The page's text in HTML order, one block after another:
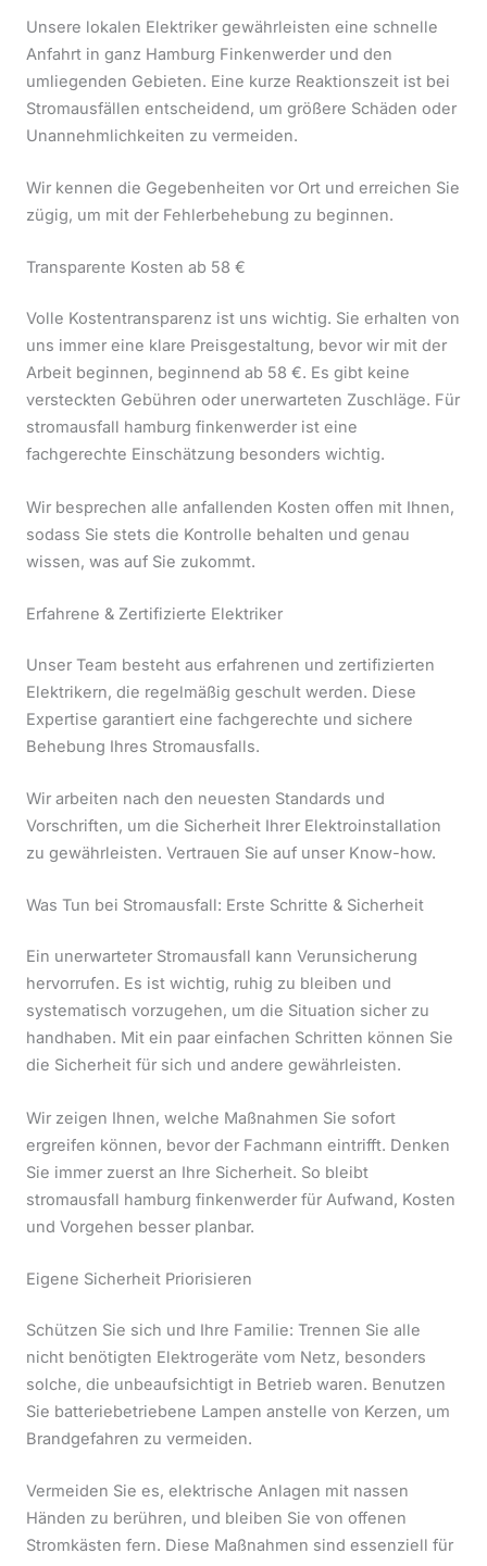
Unsere lokalen Elektriker gewährleisten eine schnelle
Anfahrt in ganz Hamburg Finkenwerder und den
umliegenden Gebieten. Eine kurze Reaktionszeit ist bei
Stromausfällen entscheidend, um größere Schäden oder
Unannehmlichkeiten zu vermeiden.
Wir kennen die Gegebenheiten vor Ort und erreichen Sie
zügig, um mit der Fehlerbehebung zu beginnen.
Transparente Kosten ab 58 €
Volle Kostentransparenz ist uns wichtig. Sie erhalten von
uns immer eine klare Preisgestaltung, bevor wir mit der
Arbeit beginnen, beginnend ab 58 €. Es gibt keine
versteckten Gebühren oder unerwarteten Zuschläge. Für
stromausfall hamburg finkenwerder ist eine
fachgerechte Einschätzung besonders wichtig.
Wir besprechen alle anfallenden Kosten offen mit Ihnen,
sodass Sie stets die Kontrolle behalten und genau
wissen, was auf Sie zukommt.
Erfahrene & Zertifizierte Elektriker
Unser Team besteht aus erfahrenen und zertifizierten
Elektrikern, die regelmäßig geschult werden. Diese
Expertise garantiert eine fachgerechte und sichere
Behebung Ihres Stromausfalls.
Wir arbeiten nach den neuesten Standards und
Vorschriften, um die Sicherheit Ihrer Elektroinstallation
zu gewährleisten. Vertrauen Sie auf unser Know-how.
Was Tun bei Stromausfall: Erste Schritte & Sicherheit
Ein unerwarteter Stromausfall kann Verunsicherung
hervorrufen. Es ist wichtig, ruhig zu bleiben und
systematisch vorzugehen, um die Situation sicher zu
handhaben. Mit ein paar einfachen Schritten können Sie
die Sicherheit für sich und andere gewährleisten.
Wir zeigen Ihnen, welche Maßnahmen Sie sofort
ergreifen können, bevor der Fachmann eintrifft. Denken
Sie immer zuerst an Ihre Sicherheit. So bleibt
stromausfall hamburg finkenwerder für Aufwand, Kosten
und Vorgehen besser planbar.
Eigene Sicherheit Priorisieren
Schützen Sie sich und Ihre Familie: Trennen Sie alle
nicht benötigten Elektrogeräte vom Netz, besonders
solche, die unbeaufsichtigt in Betrieb waren. Benutzen
Sie batteriebetriebene Lampen anstelle von Kerzen, um
Brandgefahren zu vermeiden.
Vermeiden Sie es, elektrische Anlagen mit nassen
Händen zu berühren, und bleiben Sie von offenen
Stromkästen fern. Diese Maßnahmen sind essenziell für